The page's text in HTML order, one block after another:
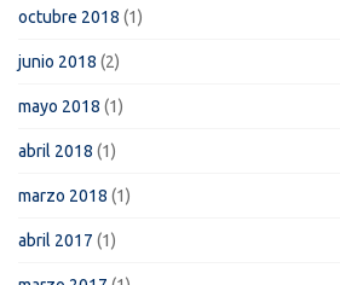
octubre 2018 (1)
junio 2018 (2)
mayo 2018 (1)
abril 2018 (1)
marzo 2018 (1)
abril 2017 (1)